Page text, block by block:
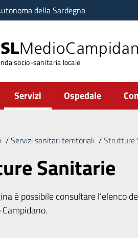
della Sardegna
socio-sanitaria locale
Servizi Ospedale
/Servizi sanitari territoriali /Strutture
Sanitarie
è possibile consultare l’elenco